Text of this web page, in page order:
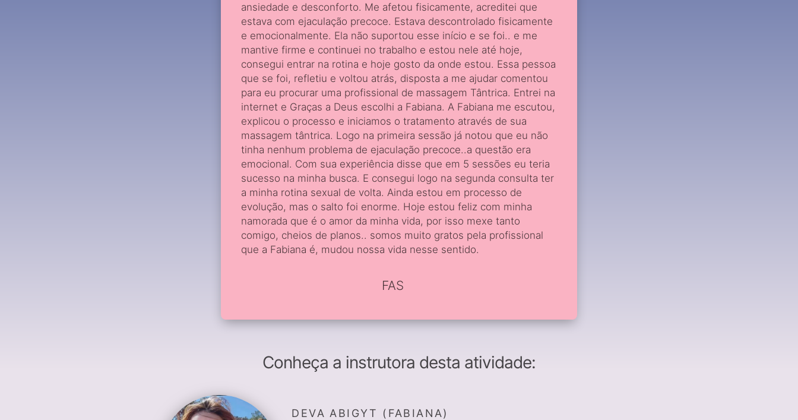
ansiedade e desconforto. Me afetou fisicamente, acreditei que
estava com ejaculação precoce. Estava descontrolado fisicamente
e emocionalmente. Ela não suportou esse início e se foi.. e me
mantive firme e continuei no trabalho e estou nele até hoje,
consegui entrar na rotina e hoje gosto da onde estou. Essa pessoa
que se foi, refletiu e voltou atrás, disposta a me ajudar comentou
para eu procurar uma profissional de massagem Tântrica. Entrei na
internet e Graças a Deus escolhi a Fabiana. A Fabiana me escutou,
explicou o processo e iniciamos o tratamento através de sua
massagem tântrica. Logo na primeira sessão já notou que eu não
tinha nenhum problema de ejaculação precoce..a questão era
emocional. Com sua experiência disse que em 5 sessões eu teria
sucesso na minha busca. E consegui logo na segunda consulta ter
a minha rotina sexual de volta. Ainda estou em processo de
evolução, mas o salto foi enorme. Hoje estou feliz com minha
namorada que é o amor da minha vida, por isso mexe tanto
comigo, cheios de planos.. somos muito gratos pela profissional
que a Fabiana é, mudou nossa vida nesse sentido.
FAS
Conheça a instrutora desta atividade:
DEVA ABIGYT (FABIANA)